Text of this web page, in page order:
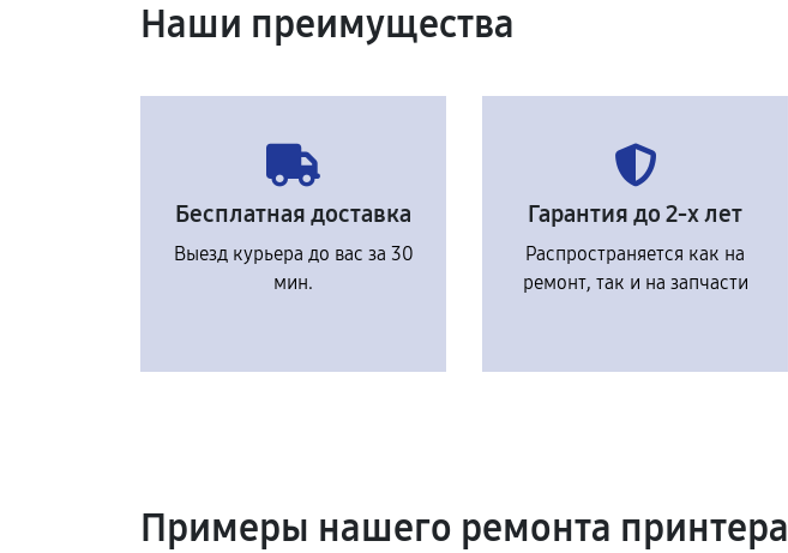
Наши преимущества
Бесплатная доставка
Выезд курьера до вас за 30
мин.
Гарантия до 2-х лет
Распространяется как на
ремонт, так и на запчасти
Примеры нашего ремонта принтера